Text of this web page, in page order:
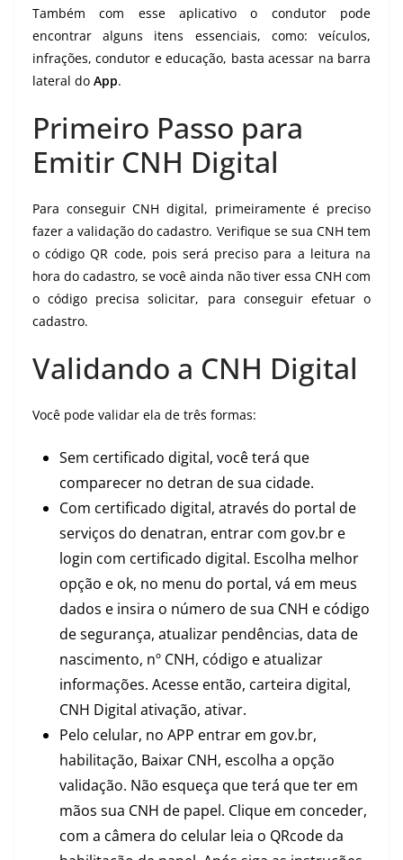
Também com esse aplicativo o condutor pode
encontrar alguns itens essenciais, como: veículos,
infrações, condutor e educação, basta acessar na barra
lateral do App.
Primeiro Passo para
Emitir CNH Digital
Para conseguir CNH digital, primeiramente é preciso
fazer a validação do cadastro. Verifique se sua CNH tem
o código QR code, pois será preciso para a leitura na
hora do cadastro, se você ainda não tiver essa CNH com
o código precisa solicitar, para conseguir efetuar o
cadastro.
Validando a CNH Digital
Você pode validar ela de três formas:
Sem certificado digital, você terá que
comparecer no detran de sua cidade.
Com certificado digital, através do portal de
serviços do denatran, entrar com gov.br e
login com certificado digital. Escolha melhor
opção e ok, no menu do portal, vá em meus
dados e insira o número de sua CNH e código
de segurança, atualizar pendências, data de
nascimento, nº CNH, código e atualizar
informações. Acesse então, carteira digital,
CNH Digital ativação, ativar.
Pelo celular, no APP entrar em gov.br,
habilitação, Baixar CNH, escolha a opção
validação. Não esqueça que terá que ter em
mãos sua CNH de papel. Clique em conceder,
com a câmera do celular leia o QRcode da